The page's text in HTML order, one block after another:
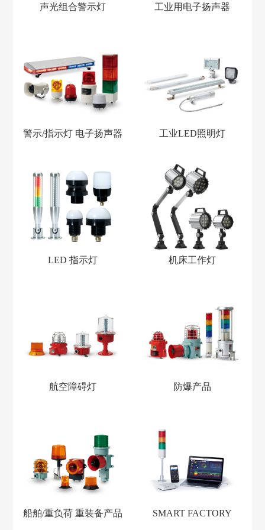
声光组合警示灯 工业用电子扬声器
警示/指示灯 电子扬声器 工业LED照明灯
LED 指示灯 机床工作灯
航空障碍灯 防爆产品
船舶/重负荷 重装备产品 SMART FACTORY